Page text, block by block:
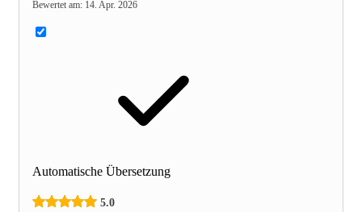
Bewertet am: 14. Apr. 2026
Automatische Übersetzung
5.0